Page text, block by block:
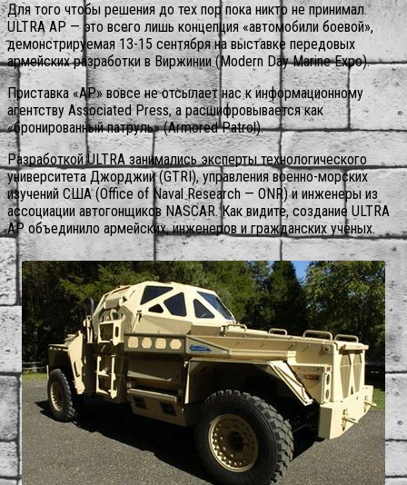
Для того чтобы решения до тех пор пока никто не принимал.
ULTRA AP — это всего лишь концепция «автомобили боевой»,
демонстрируемая 13-15 сентября на выставке передовых
армейских разработки в Виржинии (Modern Day Marine Expo).
Приставка «AP» вовсе не отсылает нас к информационному
агентству Associated Press, а расшифровывается как
«бронированный патруль» (Armored Patrol).
Разработкой ULTRA занимались эксперты технологического
университета Джорджии (GTRI), управления военно-морских
изучений США (Office of Naval Research — ONR) и инженеры из
ассоциации автогонщиков NASCAR. Как видите, создание ULTRA
AP объединило армейских, инженеров и гражданских учёных.